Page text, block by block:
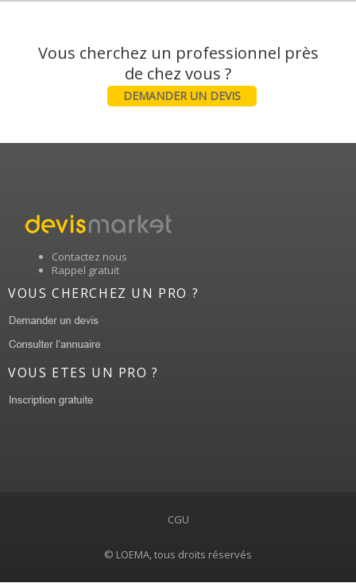
Vous cherchez un professionnel près
DEMANDER UN DEVIS
Contactez nous
Rappel gratuit
VOUS CHERCHEZ UN PRO ?
VOUS ETES UN PRO ?
CGU
© LOEMA, tous droits réservés